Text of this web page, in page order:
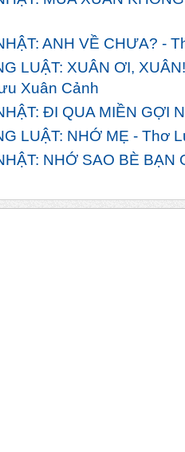
ANH VỀ CHƯA? -
LUẬT: XUÂN ƠI,
Xuân Cảnh
ĐI QUA MIỀN GỢI
LUẬT: NHỚ MẸ - Thơ
NHỚ SAO BÈ BẠN